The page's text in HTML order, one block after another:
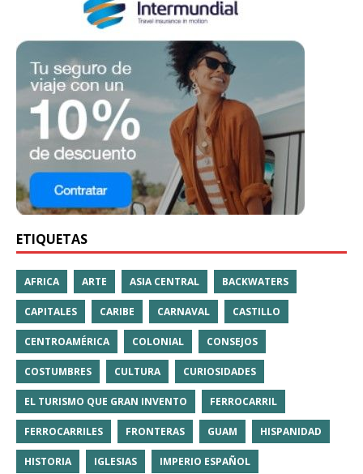
ETIQUETAS
AFRICA ARTE ASIA CENTRAL BACKWATERS
CAPITALES CARIBE CARNAVAL CASTILLO
CENTROAMÉRICA COLONIAL CONSEJOS
COSTUMBRES CULTURA CURIOSIDADES
EL TURISMO QUE GRAN INVENTO FERROCARRIL
FERROCARRILES FRONTERAS GUAM HISPANIDAD
HISTORIA IGLESIAS IMPERIO ESPAÑOL